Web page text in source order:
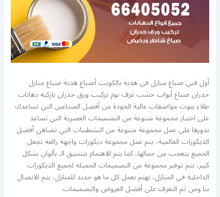
أول فني صباغ منازل في هدية بالكويت أصباغ هدية صباغ منازل
جدران صباغ أبواب خشب غرف نوم تركيب ورق جدران باركيه دهانات
طلاء بيوت مواصفات عالية الجودة من أفضل الصباغين التي تساعدك
على اختيار مجموعة متنوعة من التصميمات العصرية التي تساعد
بدورها على عمل مجموعة متنوعة من التشطيبات التي تضاهي أفضل
الديكورات العالمية، يتم عمل مجموعة ديكورات واجهة رائعة تجعل
الجميع يتعجب من جمالها، كما يتم الاهتمام بتنسيق الـ بألوان بشكل
كبير، يتم توفير مجموعة من التصميمات الجميلة لجميع الديكورات
الداخلية في المنازل، نهتم بعمل كل ما هو جديد للمنازل، يتم الاتصال
بنا ومن ثم التعرف على أفضل العروض والتصميمات.